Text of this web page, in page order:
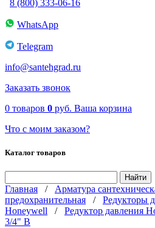
8 (800) 333-06-16
WhatsApp
Telegram
info@santehgrad.ru
Заказать звонок
0 товаров 0 руб. Ваша корзина
Что с моим заказом?
Каталог товаров
Главная / Арматура
предохранительная / Редукторы
Honeywell / Редуктор давления
3/4" B